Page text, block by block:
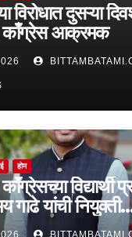
विरोधात दुसऱ्या
काँग्रेस आक्रमक
होम
काँग्रेसच्या विद्यार्थी
गाढे यांची